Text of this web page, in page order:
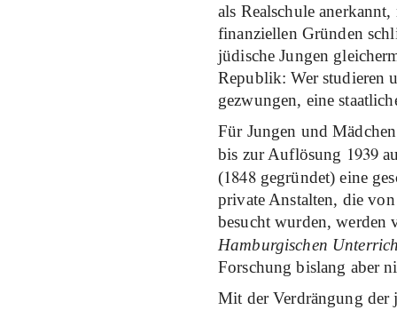
als Realschule
finanziellen Gründen
jüdische Jungen
Republik: Wer studieren
gezwungen, eine
Für Jungen und
bis zur Auflösung 1939
(1848gegründet) eine
private Anstalten, die
besucht wurden,
Hamburgischen
Forschung bislang aber
Mit der Verdrängung der